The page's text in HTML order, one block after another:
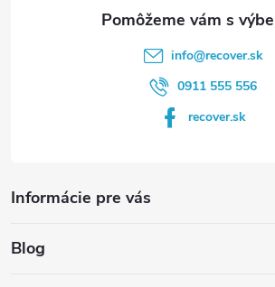
info@recover.sk
0911 555 556
recover.sk
Informácie pre vás
Blog